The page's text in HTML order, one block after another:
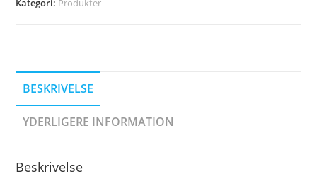
Kategori: Produkter
BESKRIVELSE
YDERLIGERE INFORMATION
Beskrivelse